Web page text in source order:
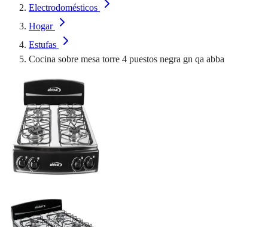
Electrodomésticos
Hogar
Estufas
Cocina sobre mesa torre 4 puestos negra gn qa abba